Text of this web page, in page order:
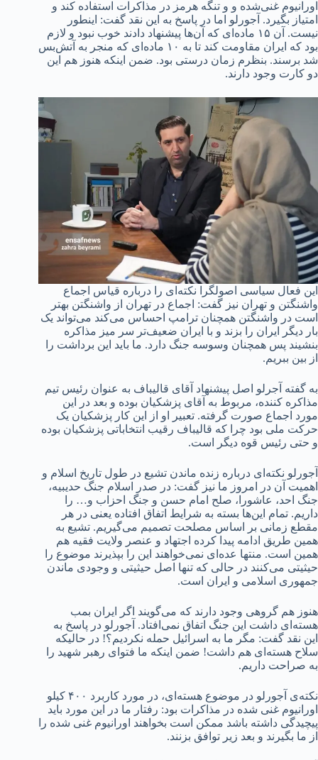
اورانیوم غنی‌شده و و تنگه هرمز در مذاکرات استفاده کند و
امتیاز بگیرد. آجورلو اما در پاسخ به این نقد گفت: اینطور
نیست. آن ۱۵ ماده‌ای که آن‌ها پیشنهاد دادند خوب نبود و لازم
بود که ایران مقاومت کند تا به ۱۰ ماده‌ای که منجر به آتش‌بس
شد برسند. بنظرم زمان درستی بود. ضمن اینکه هنوز هم این
دو کارت وجود دارند.
این فعال سیاسی اصولگرا نکته‌ای را درباره قیاس اجماع
واشنگتن و تهران نیز گفت: اجماع در تهران از واشنگتن بهتر
است در واشنگتن همچنان ترامپ احساس می‌کند می‌تواند یک
بار دیگر ایران را بزند و با ایران ضعیف‌تر سر میز مذاکره
بنشیند پس همچنان وسوسه جنگ دارد. ما باید این برداشت را
از بین ببریم.
به گفته آجرلو اصل پیشنهاد آقای قالیباف به عنوان رئیس تیم
مذاکره کننده، مربوط به آقای پزشکیان بوده و بعد در این
مورد اجماع صورت گرفته. تعبیر او از این کار پزشکیان یک
حرکت ملی بود چرا که قالیباف رقیب انتخاباتی پزشکیان بوده
و حتی رئیس قوه دیگر است.
آجورلو نکته‌ای درباره زنده ماندن تشیع در طول تاریخ اسلام و
اهمیت آن در امروز ما نیز گفت: در صدر اسلام جنگ حدیبیه،
جنگ احد، عاشورا، صلح امام حسن و جنگ احزاب و… را
داریم. تمام این‌ها بسته به شرایط اتفاق افتاده یعنی در هر
مقطع زمانی بر اساس مصلحت تصمیم می‌گیریم. تشیع به
همین طریق ادامه پیدا کرده اجتهاد و عنصر ولایت فقیه هم
همین است. منتها عده‌ای نمی‌خواهند این را بپذیرند موضوع را
حیثیتی می‌کنند در حالی که تنها اصل حیثیتی و وجودی ماندن
جمهوری اسلامی و ایران است.
هنوز هم گروهی وجود دارند که می‌گویند اگر ایران بمب
هسته‌ای داشت این جنگ اتفاق نمی‌افتاد. آجورلو در پاسخ به
این نقد گفت: مگر ما به اسرائیل حمله نکردیم؟! در حالیکه
سلاح هسته‌ای هم داشت! ضمن اینکه ما فتوای رهبر شهید را
به صراحت داریم.
نکته‌ی آجورلو در موضوع هسته‌ای، در مورد کاربرد ۴۰۰ کیلو
اورانیوم غنی شده در مذاکرات بود: رفتار ما در این مورد باید
پیچیدگی داشته باشد ممکن است بخواهند اورانیوم غنی شده را
از ما بگیرند و بعد زیر توافق بزنند.